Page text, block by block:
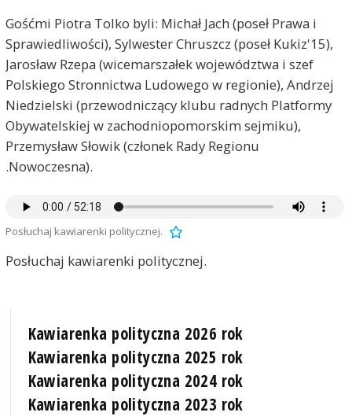
Gośćmi Piotra Tolko byli: Michał Jach (poseł Prawa i
Sprawiedliwości), Sylwester Chruszcz (poseł Kukiz'15),
Jarosław Rzepa (wicemarszałek województwa i szef
Polskiego Stronnictwa Ludowego w regionie), Andrzej
Niedzielski (przewodniczący klubu radnych Platformy
Obywatelskiej w zachodniopomorskim sejmiku),
Przemysław Słowik (członek Rady Regionu
.Nowoczesna).
Posłuchaj kawiarenki politycznej.
Posłuchaj kawiarenki politycznej.
Kawiarenka polityczna 2026 rok
Kawiarenka polityczna 2025 rok
Kawiarenka polityczna 2024 rok
Kawiarenka polityczna 2023 rok